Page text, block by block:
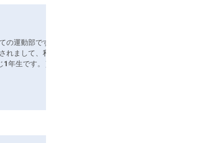
の運動部です！
れまして、私は
年生です。）